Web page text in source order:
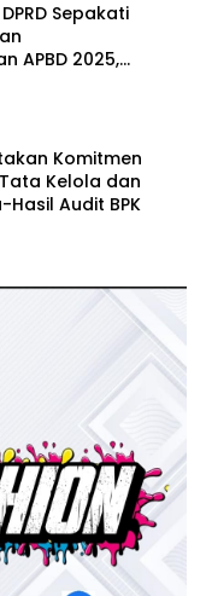
Sepakati
APBD 2025,
Tata Kelola
Komitmen
Kelola dan
Audit BPK